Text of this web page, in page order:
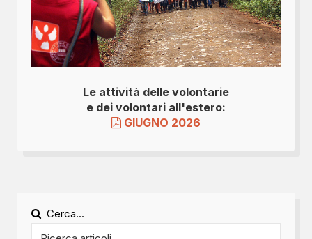
Le attività delle volontarie
e dei volontari all'estero:
GIUGNO 2026
Cerca...